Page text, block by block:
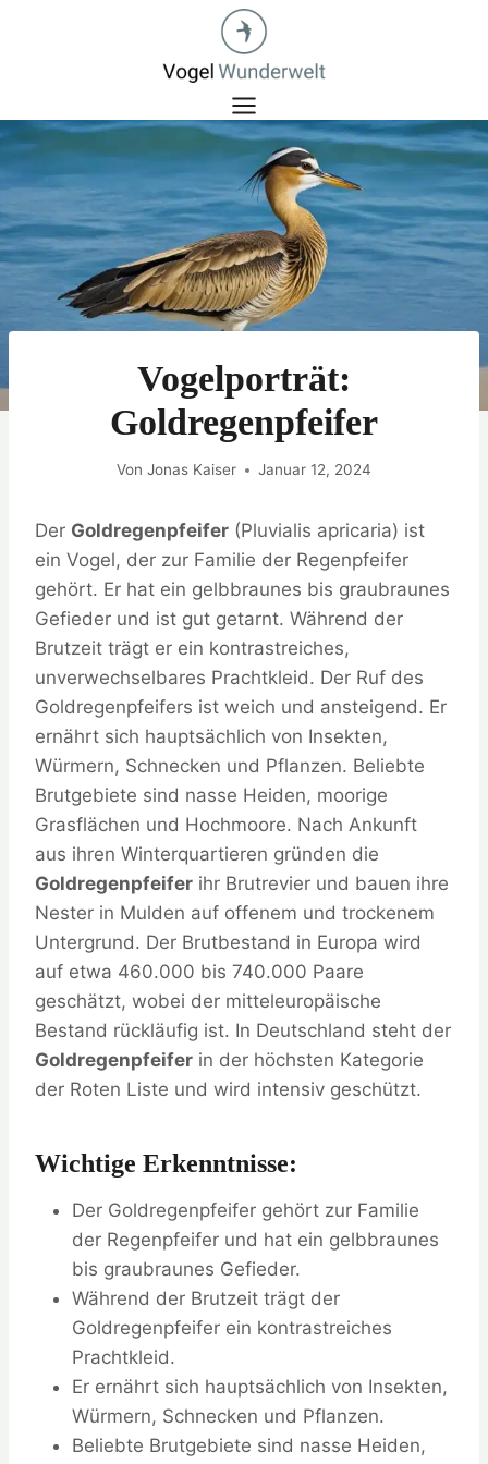
Vogelporträt:
Goldregenpfeifer
Von Jonas Kaiser Januar 12, 2024
Der Goldregenpfeifer (Pluvialis apricaria) ist
ein Vogel, der zur Familie der Regenpfeifer
gehört. Er hat ein gelbbraunes bis graubraunes
Gefieder und ist gut getarnt. Während der
Brutzeit trägt er ein kontrastreiches,
unverwechselbares Prachtkleid. Der Ruf des
Goldregenpfeifers ist weich und ansteigend. Er
ernährt sich hauptsächlich von Insekten,
Würmern, Schnecken und Pflanzen. Beliebte
Brutgebiete sind nasse Heiden, moorige
Grasflächen und Hochmoore. Nach Ankunft
aus ihren Winterquartieren gründen die
Goldregenpfeifer ihr Brutrevier und bauen ihre
Nester in Mulden auf offenem und trockenem
Untergrund. Der Brutbestand in Europa wird
auf etwa 460.000 bis 740.000 Paare
geschätzt, wobei der mitteleuropäische
Bestand rückläufig ist. In Deutschland steht der
Goldregenpfeifer in der höchsten Kategorie
der Roten Liste und wird intensiv geschützt.
Wichtige Erkenntnisse:
Der Goldregenpfeifer gehört zur Familie
der Regenpfeifer und hat ein gelbbraunes
bis graubraunes Gefieder.
Während der Brutzeit trägt der
Goldregenpfeifer ein kontrastreiches
Prachtkleid.
Er ernährt sich hauptsächlich von Insekten,
Würmern, Schnecken und Pflanzen.
Beliebte Brutgebiete sind nasse Heiden,